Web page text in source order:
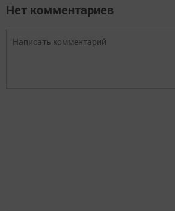
Нет комментариев